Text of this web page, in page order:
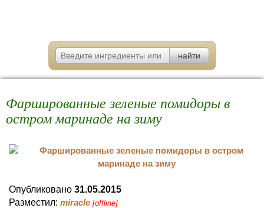
Фаршированные зеленые помидоры в
остром маринаде на зиму
Опубликовано 31.05.2015
Разместил: miracle [offline]